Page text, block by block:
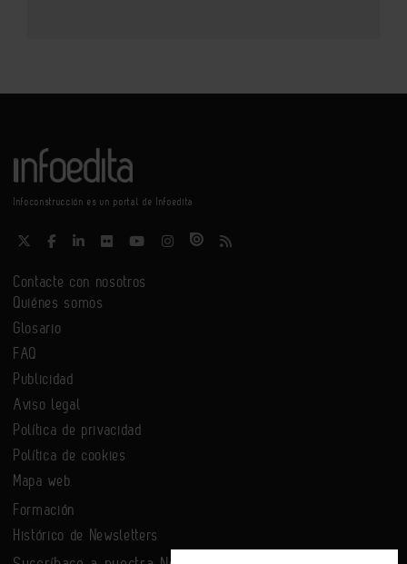
Infoconstrucción es un portal de Infoedita
Contacte con nosotros
Quiénes somos
Glosario
FAQ
Publicidad
Aviso legal
Política de privacidad
Política de cookies
Mapa web
Formación
Histórico de Newsletters